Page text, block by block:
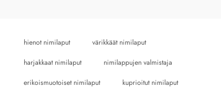
hienot nimilaput värikkäät nimilaput
harjakkaat nimilaput nimilappujen valmistaja
erikoismuotoiset nimilaput kuprioitut nimilaput